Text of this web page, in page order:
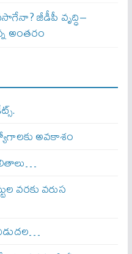
జీడీపీ వృద్ధి–
అంతరం
అవకాశం
వరకు వరుస